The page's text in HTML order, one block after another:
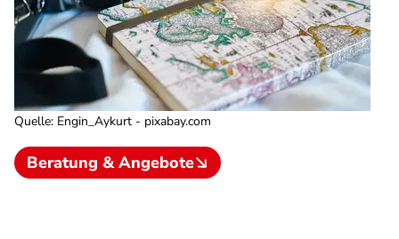
Quelle: Engin_Aykurt - pixabay.com
Beratung & Angebote